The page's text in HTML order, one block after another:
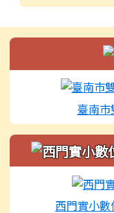
左邊區域內容
臺南市
西門實小